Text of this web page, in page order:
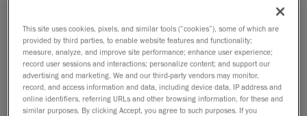
This site uses cookies, pixels, and similar tools (“cookies”), some of which are
provided by third parties, to enable website features and functionality;
measure, analyze, and improve site performance; enhance user experience;
record user sessions and interactions; personalize content; and support our
advertising and marketing. We and our third-party vendors may monitor,
record, and access information and data, including device data, IP address and
online identifiers, referring URLs and other browsing information, for these and
similar purposes. By clicking Accept, you agree to such purposes. If you